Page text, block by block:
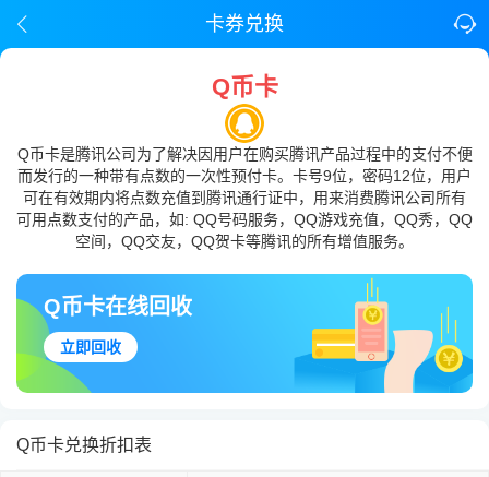
卡券兑换
Q币卡
Q币卡是腾讯公司为了解决因用户在购买腾讯产品过程中的支付不便
而发行的一种带有点数的一次性预付卡。卡号9位，密码12位，用户
可在有效期内将点数充值到腾讯通行证中，用来消费腾讯公司所有
可用点数支付的产品，如: QQ号码服务，QQ游戏充值，QQ秀，QQ
空间，QQ交友，QQ贺卡等腾讯的所有增值服务。
Q币卡在线回收
立即回收
Q币卡兑换折扣表